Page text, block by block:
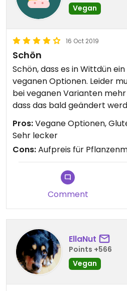
Vegan
16 Oct 2019
Schön
Schön, dass es in Wittdün
veganen Optionen. Leider
bei veganen Varianten
dass das bald geändert
Pros:Vegane Optionen,
Sehr lecker
Cons:Aufpreis für
Comment
EllaNut
Points +566
Vegan